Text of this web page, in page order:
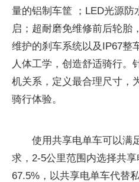
量的铝制车筐 ；LED光源防
启；超耐磨免维修前后轮胎
维护的刹车系统以及IP67整
人体工学，创造舒适骑行。
机关系，定义最合理尺寸，
骑行体验。
使用共享电单车可以满
求，2-5公里范围内选择共
67.5%，以共享电单车代替